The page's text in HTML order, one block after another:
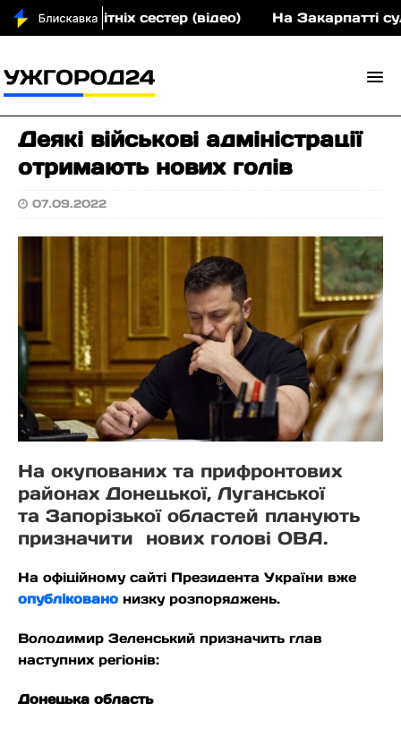
малолітніх сестер (відео) На Закарпатті
Деякі військові адміністрації
отримають нових голів
07.09.2022
На окупованих та прифронтових
районах Донецької, Луганської
та Запорізької областей планують
призначити нових голові ОВА.
На офіційному сайті Президента України вже
опубліковано низку розпоряджень.
Володимир Зеленський призначить глав
наступних регіонів:
Донецька область